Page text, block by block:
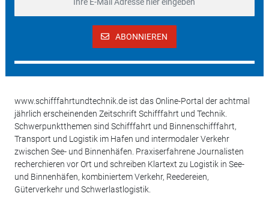
ABONNIEREN
www.schifffahrtundtechnik.de ist das Online-Portal der achtmal
jährlich erscheinenden Zeitschrift Schifffahrt und Technik.
Schwerpunktthemen sind Schifffahrt und Binnenschifffahrt,
Transport und Logistik im Hafen und intermodaler Verkehr
zwischen See- und Binnenhäfen. Praxiserfahrene Journalisten
recherchieren vor Ort und schreiben Klartext zu Logistik in See-
und Binnenhäfen, kombiniertem Verkehr, Reedereien,
Güterverkehr und Schwerlastlogistik.